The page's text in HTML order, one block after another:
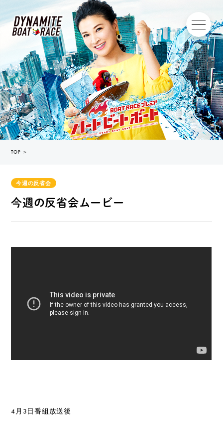
TOP ＞
今週の反省会
今週の反省会ムービー
4月3日番組放送後